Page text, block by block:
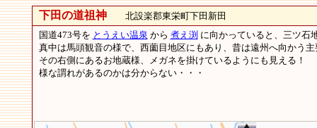
下田の道祖神北設楽郡東栄町下田新田
国道473号を とうえい温泉 から 煮え渕 に向かっていると、三ツ石
真中は馬頭観音の様で、西薗目地区にもあり、昔は遠州へ向かう
その右側にあるお地蔵様、メガネを掛けているようにも見える
様な謂れがあるのかは分からない・・・